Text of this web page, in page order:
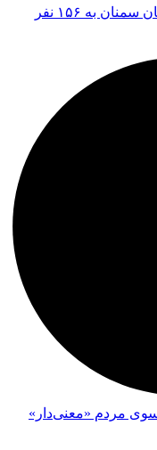
براری: تعداد نامزدهای انتخابات استان سمنان به ۱۵۶ نفر
مردم «معنی‌دار»